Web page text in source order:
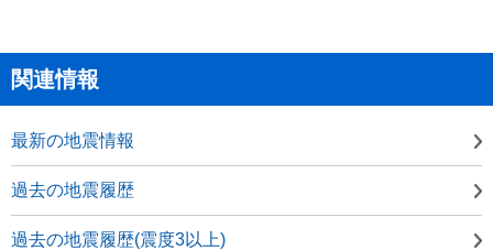
関連情報
最新の地震情報
過去の地震履歴
過去の地震履歴(震度3以上)